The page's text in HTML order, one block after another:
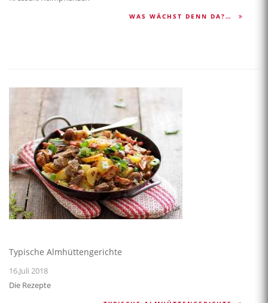
WAS WÄCHST DENN DA?…
Typische Almhüttengerichte
16.Juli 2018
Die Rezepte